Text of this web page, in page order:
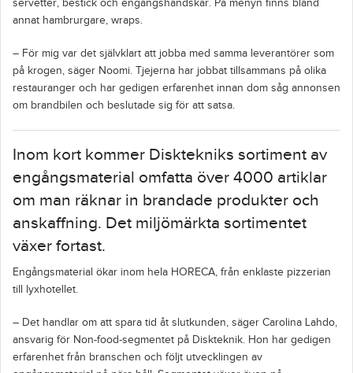
servetter, bestick och engångshandskar. På menyn finns bland
annat hambrurgare, wraps.
– För mig var det självklart att jobba med samma leverantörer som
på krogen, säger Noomi. Tjejerna har jobbat tillsammans på olika
restauranger och har gedigen erfarenhet innan dom såg annonsen
om brandbilen och beslutade sig för att satsa.
Inom kort kommer Disktekniks sortiment av
engångsmaterial omfatta över 4000 artiklar
om man räknar in brandade produkter och
anskaffning. Det miljömärkta sortimentet
växer fortast.
Engångsmaterial ökar inom hela HORECA, från enklaste pizzerian
till lyxhotellet.
– Det handlar om att spara tid åt slutkunden, säger Carolina Lahdo,
ansvarig för Non-food-segmentet på Diskteknik. Hon har gedigen
erfarenhet från branschen och följt utvecklingen av